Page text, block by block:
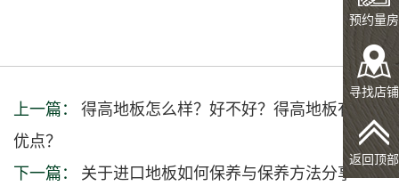
上一篇：
得高地板怎么样？好不好？得高地板有哪些
优点？
下一篇：
关于进口地板如何保养与保养方法分享
预约量房
寻找店铺
返回顶部